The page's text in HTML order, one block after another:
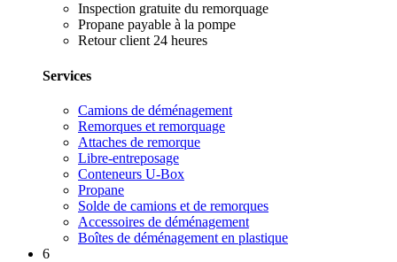
Inspection gratuite du remorquage
Propane payable à la pompe
Retour client 24 heures
Services
Camions de déménagement
Remorques et remorquage
Attaches de remorque
Libre-entreposage
Conteneurs U-Box
Propane
Solde de camions et de remorques
Accessoires de déménagement
Boîtes de déménagement en plastique
6